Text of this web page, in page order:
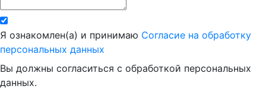
Я ознакомлен(а) и принимаю Согласие на обработку
персональных данных
Вы должны согласиться с обработкой персональных
данных.